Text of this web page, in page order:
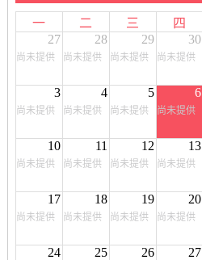
一 二 三 四
27
尚未提供
28
尚未提供
29
尚未提供
30
尚未提供
3
尚未提供
4
尚未提供
5
尚未提供
6
尚未提供
10
尚未提供
11
尚未提供
12
尚未提供
13
尚未提供
17
尚未提供
18
尚未提供
19
尚未提供
20
尚未提供
24 25 26 27